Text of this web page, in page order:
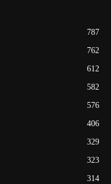
787
762
612
582
576
406
329
323
314